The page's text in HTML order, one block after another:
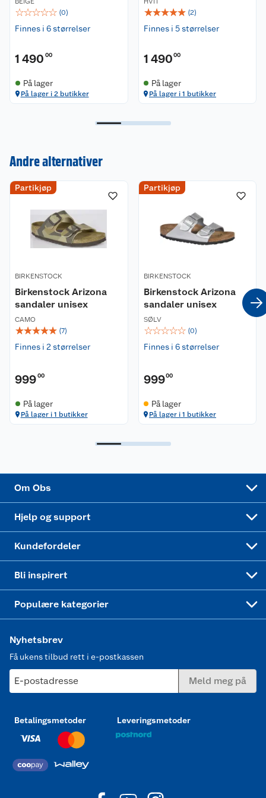
☆☆☆☆☆ (0)
Finnes i 6 størrelser
1 490 00
På lager
På lager i 2 butikker
☆☆☆☆☆ (2)
Finnes i 5 størrelser
1 490 00
På lager
På lager i 1 butikker
Andre alternativer
Partikjøp
BIRKENSTOCK
Birkenstock Arizona
sandaler unisex
CAMO
☆☆☆☆☆ (7)
Finnes i 2 størrelser
99900
På lager
På lager i 1 butikker
Partikjøp
BIRKENSTOCK
Birkenstock Arizona
sandaler unisex
SØLV
☆☆☆☆☆ (0)
Finnes i 6 størrelser
99900
På lager
På lager i 1 butikker
Om Obs
Om oss
Nyheter
Våre butikker
Våre merkevarer
Coop kjeder
Ledige stillinger
Hjelp og support
Kundeservice
Kontakt oss
Angre- og returrett
Reklamasjon og garanti
Ofte stilte spørsmål
Betalingsalternativer
Leveringsalternativer
Kjøpsvilkår
Kundefordeler
Åpent kjøp
Klikk og hent
Bli inspirert
Festdrakter til hele familien
Populære kategorier
Hagemøbler og utemøbler
Nyhetsbrev
Få ukens tilbud rett i e-postkassen
E-postadresse Meld meg på
Betalingsmetoder Leveringsmetoder